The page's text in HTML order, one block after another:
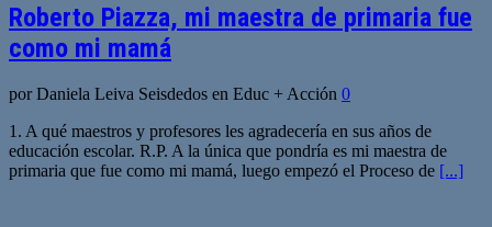
Roberto Piazza, mi maestra de primaria fue
como mi mamá
por Daniela Leiva Seisdedos en Educ + Acción 0
1. A qué maestros y profesores les agradecería en sus años de
educación escolar. R.P. A la única que pondría es mi maestra de
primaria que fue como mi mamá, luego empezó el Proceso de [...]